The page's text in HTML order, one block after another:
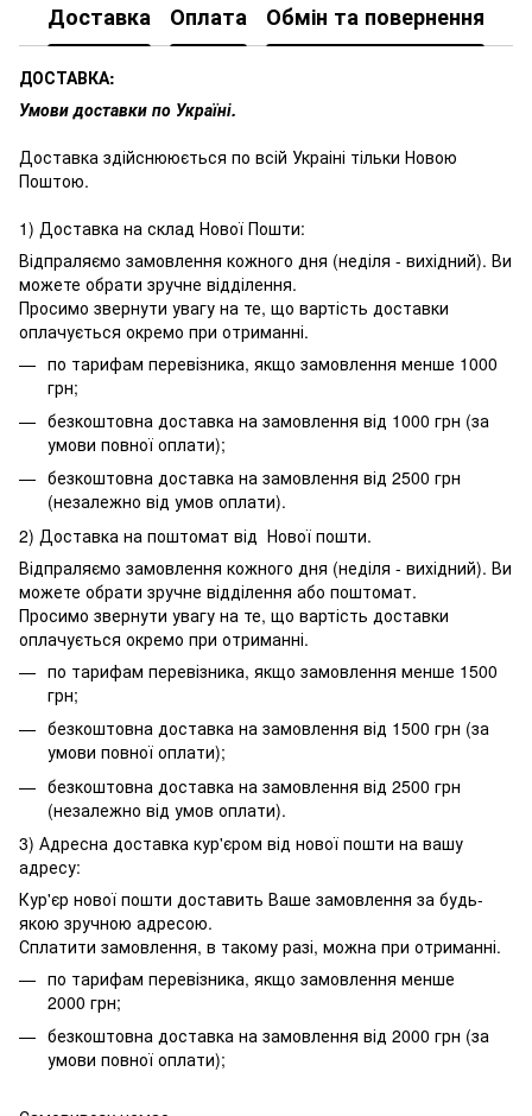
Доставка Оплата Обмін та повернення
ДОСТАВКА:
Умови доставки по Україні.
Доставка здійснююється по всій Украіні тільки Новою
Поштою.
1) Доставка на склад Нової Пошти:
Відпраляємо замовлення кожного дня (неділя - вихідний). Ви
можете обрати зручне відділення.
Просимо звернути увагу на те, що вартість доставки
оплачується окремо при отриманні.
по тарифам перевізника, якщо замовлення менше 1000
грн;
безкоштовна доставка на замовлення від 1000 грн (за
умови повної оплати);
безкоштовна доставка на замовлення від 2500 грн
(незалежно від умов оплати).
2) Доставка на поштомат від Нової пошти.
Відпраляємо замовлення кожного дня (неділя - вихідний). Ви
можете обрати зручне відділення або поштомат.
Просимо звернути увагу на те, що вартість доставки
оплачується окремо при отриманні.
по тарифам перевізника, якщо замовлення менше 1500
грн;
безкоштовна доставка на замовлення від 1500 грн (за
умови повної оплати);
безкоштовна доставка на замовлення від 2500 грн
(незалежно від умов оплати).
3) Адресна доставка кур'єром від нової пошти на вашу
адресу:
Кур'єр нової пошти доставить Ваше замовлення за будь-
якою зручною адресою.
Сплатити замовлення, в такому разі, можна при отриманні.
по тарифам перевізника, якщо замовлення менше
2000 грн;
безкоштовна доставка на замовлення від 2000 грн (за
умови повної оплати);